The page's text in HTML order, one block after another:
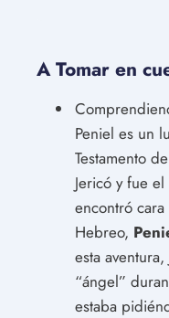
A Tomar en
Peniel es un
Testamento
Jericó y fue
encontró
Hebreo,
esta
“ángel”
estaba